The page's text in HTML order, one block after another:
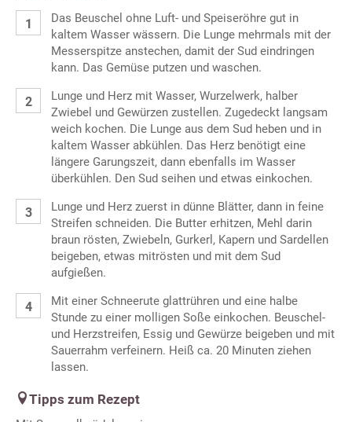
Das Beuschel ohne Luft- und Speiseröhre gut in
kaltem Wasser wässern. Die Lunge mehrmals mit der
Messerspitze anstechen, damit der Sud eindringen
kann. Das Gemüse putzen und waschen.
Lunge und Herz mit Wasser, Wurzelwerk, halber
Zwiebel und Gewürzen zustellen. Zugedeckt langsam
weich kochen. Die Lunge aus dem Sud heben und in
kaltem Wasser abkühlen. Das Herz benötigt eine
längere Garungszeit, dann ebenfalls im Wasser
überkühlen. Den Sud seihen und etwas einkochen.
Lunge und Herz zuerst in dünne Blätter, dann in feine
Streifen schneiden. Die Butter erhitzen, Mehl darin
braun rösten, Zwiebeln, Gurkerl, Kapern und Sardellen
beigeben, etwas mitrösten und mit dem Sud
aufgießen.
Mit einer Schneerute glattrühren und eine halbe
Stunde zu einer molligen Soße einkochen. Beuschel-
und Herzstreifen, Essig und Gewürze beigeben und mit
Sauerrahm verfeinern. Heiß ca. 20 Minuten ziehen
lassen.
Tipps zum Rezept